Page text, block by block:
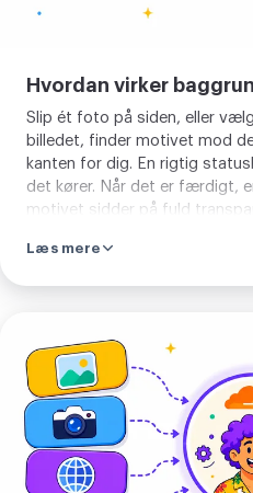
kort efter, logges aldrig
aldrig. Vælg et billede
baggrunden gå.
fritlægningen beskære,
eller konvertere.
Hvordan virker
Slip ét foto på siden, eller
billedet, finder motivet mod
kanten for dig. En rigtig
det kører. Når det er færdigt,
motivet sidder på fuld
foto, og fritlægningen kommer
Læs mere
baggrund